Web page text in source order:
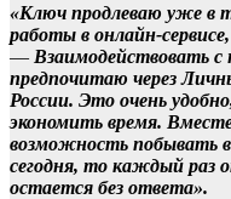
«Ключ продлеваю уже в
работы в онлайн-сервисе,
— Взаимодействовать с
предпочитаю через
России. Это очень
экономить время.
возможность побывать
сегодня, то каждый раз
остается без ответа».